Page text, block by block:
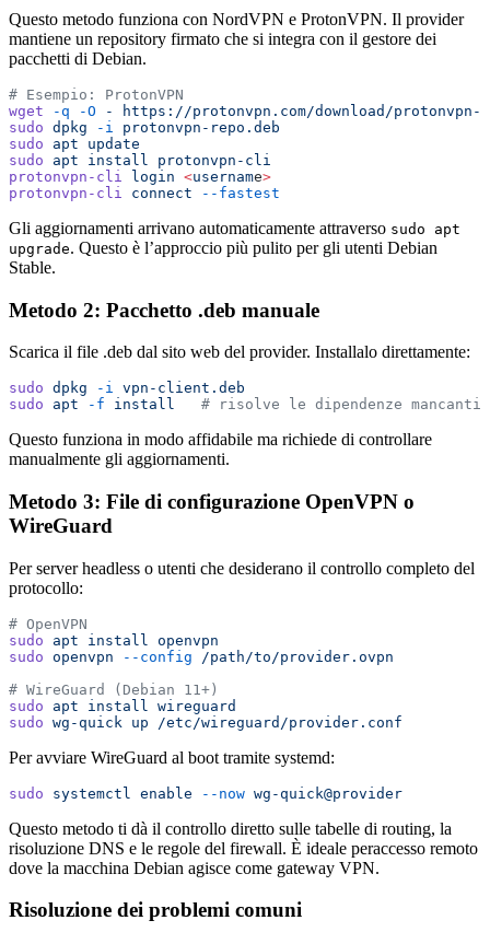
Questo metodo funziona con NordVPN e ProtonVPN. Il provider
mantiene un repository firmato che si integra con il gestore dei
pacchetti di Debian.
# Esempio: ProtonVPN
wget -q -O -
https://protonvpn.com/download/
sudo dpkg -i
protonvpn-repo.deb
sudo apt update
sudo apt install
protonvpn-cli
protonvpn-cli
login <username>
protonvpn-cli
connect --fastest
Gli aggiornamenti arrivano automaticamente attraverso sudo apt
upgrade. Questo è l’approccio più pulito per gli utenti Debian
Stable.
Metodo 2: Pacchetto .deb manuale
Scarica il file .deb dal sito web del provider. Installalo direttamente:
sudo dpkg -i vpn-client.deb
sudo apt -f install
   # risolve le dipendenze mancanti
Questo funziona in modo affidabile ma richiede di controllare
manualmente gli aggiornamenti.
Metodo 3: File di configurazione OpenVPN o
WireGuard
Per server headless o utenti che desiderano il controllo completo del
protocollo:
# OpenVPN
sudo apt install
openvpn
sudo openvpn --config /path/to/provider.ovpn
# WireGuard (Debian 11+)
sudo apt install
wireguard
sudo wg-quick up /etc/wireguard/provider.conf
Per avviare WireGuard al boot tramite systemd:
sudo systemctl enable --now wg-quick@provider
Questo metodo ti dà il controllo diretto sulle tabelle di routing, la
risoluzione DNS e le regole del firewall. È ideale peraccesso remoto
dove la macchina Debian agisce come gateway VPN.
Risoluzione dei problemi comuni